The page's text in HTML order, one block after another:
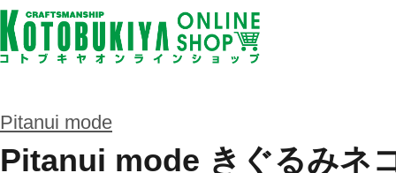
Pitanui mode
Pitanui mode きぐるみネ